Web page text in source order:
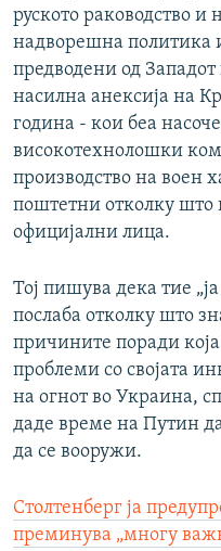
руското раководство и
надворешна политика
предводени од
насилна анексија на
година - кои беа
високотехнолошки
производство на воен
поштетни отколку што
официјални лица.
Тој пишува дека тие „ја
послаба отколку што
причините поради
проблеми со својата
на огнот во Украина,
даде време на Путин
да се вооружи.
Столтенберг ја
преминува „многу